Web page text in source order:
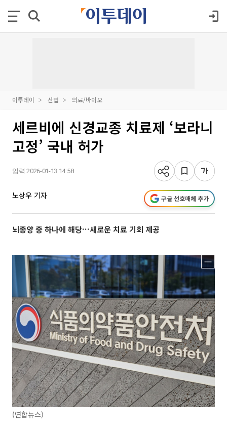
이투데이 산업 의료/바이오
세르비에 신경교종 치료제 ‘보라니
고정’ 국내 허가
입력 2026-01-13 14:58
노상우 기자 구글 선호매체 추가
뇌종양 중 하나에 해당…새로운 치료 기회 제공
(연합뉴스)